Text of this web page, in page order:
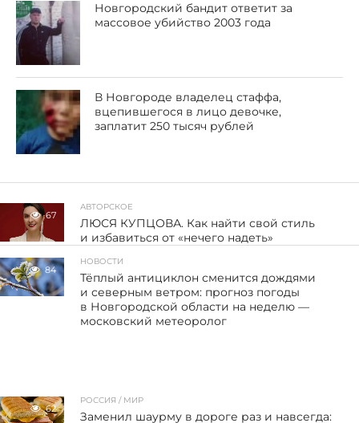
Новгородский бандит ответит за
массовое убийство 2003 года
В Новгороде владелец стаффа,
вцепившегося в лицо девочке,
заплатит 250 тысяч рублей
67
АВТОРСКОЕ
ЛЮСЯ КУПЦОВА. Как найти свой стиль
и избавиться от «нечего надеть»
84
НОВОСТИ
Тёплый антициклон сменится дождями
и северным ветром: прогноз погоды
в Новгородской области на неделю —
московский метеоролог
62
РОССИЯ / МИР
Заменил шаурму в дороге раз и навсегда: